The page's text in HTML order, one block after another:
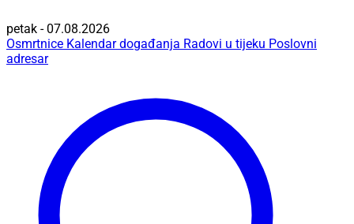
petak - 07.08.2026
Osmrtnice Kalendar događanja Radovi u tijeku Poslovni
adresar